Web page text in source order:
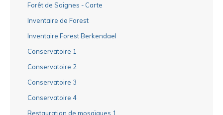
Forêt de Soignes - Carte
Inventaire de Forest
Inventaire Forest Berkendael
Conservatoire 1
Conservatoire 2
Conservatoire 3
Conservatoire 4
Restauration de mosaïques 1